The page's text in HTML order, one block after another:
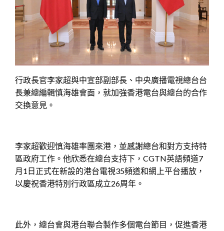
行政長官李家超與中宣部副部長、中央廣播電視總台台
長兼總編輯慎海雄會面，就加強香港電台與總台的合作
交換意見。
李家超歡迎慎海雄率團來港，並感謝總台和對方支持特
區政府工作。他欣悉在總台支持下，CGTN英語頻道7
月1日正式在新設的港台電視35頻道和網上平台播放，
以慶祝香港特別行政區成立26周年。
此外，總台會與港台聯合製作多個電台節目，促進香港